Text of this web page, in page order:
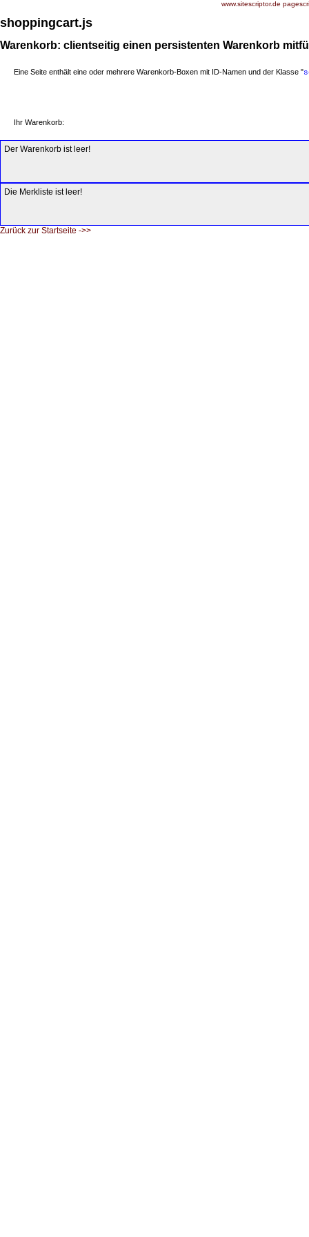
www.sitescriptor.de
shoppingcart.js
Warenkorb: clientseitig einen persistenten Warenkorb
Eine Seite enthält eine oder mehrere Warenkorb-Boxen mit ID-Namen und der Klasse "
Ihr Warenkorb:
Der Warenkorb ist leer!
Die Merkliste ist leer!
Zurück zur Startseite ->>